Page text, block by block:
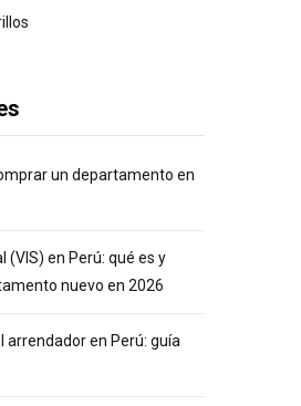
un departamento en
(VIS) en Perú: qué es y
nuevo en 2026
arrendador en Perú: guía